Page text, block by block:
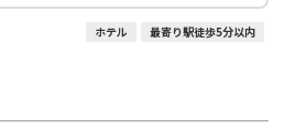
ホテル 最寄り駅徒歩5分以内